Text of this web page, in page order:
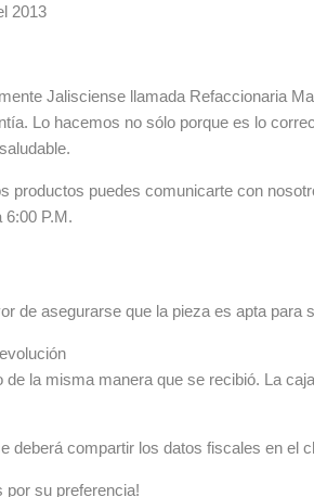
2013
Jalisciense llamada Refaccionaria
Lo hacemos no sólo porque es lo
productos puedes comunicarte con
6:00 P.M.
de asegurarse que la pieza es apta
de la misma manera que se recibió. La
deberá compartir los datos fiscales en el
por su preferencia!